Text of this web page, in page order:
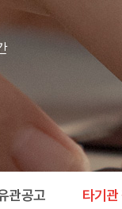
관공고 타기